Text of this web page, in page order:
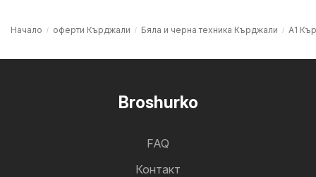
Начало оферти Кърджали Бяла и черна техника Кърджали A1
Broshurko
FAQ
Контакт